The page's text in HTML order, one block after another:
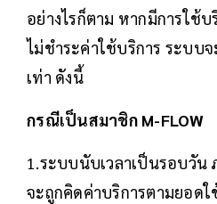
อย่างไรก็ตาม หากมีการใช้บ
ไม่ชำระค่าใช้บริการ ระบบ
เท่า ดังนี้
กรณีเป็นสมาชิก M-FLOW
1.ระบบนับเวลาเป็นรอบวัน
จะถูกคิดค่าบริการตามยอดใ